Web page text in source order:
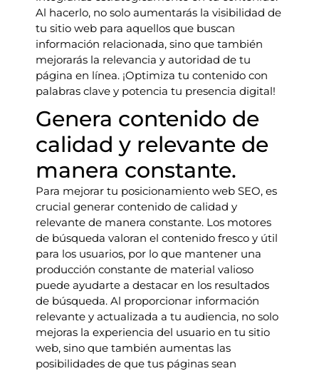
Al hacerlo, no solo aumentarás la visibilidad de
tu sitio web para aquellos que buscan
información relacionada, sino que también
mejorarás la relevancia y autoridad de tu
página en línea. ¡Optimiza tu contenido con
palabras clave y potencia tu presencia digital!
Genera contenido de
calidad y relevante de
manera constante.
Para mejorar tu posicionamiento web SEO, es
crucial generar contenido de calidad y
relevante de manera constante. Los motores
de búsqueda valoran el contenido fresco y útil
para los usuarios, por lo que mantener una
producción constante de material valioso
puede ayudarte a destacar en los resultados
de búsqueda. Al proporcionar información
relevante y actualizada a tu audiencia, no solo
mejoras la experiencia del usuario en tu sitio
web, sino que también aumentas las
posibilidades de que tus páginas sean